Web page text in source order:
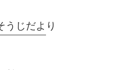
うじだより